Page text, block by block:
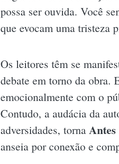
possa ser ouvida. Você
que evocam uma tristeza
Os leitores têm se
debate em torno da obra.
emocionalmente com o
Contudo, a audácia da
adversidades, torna
anseia por conexão e